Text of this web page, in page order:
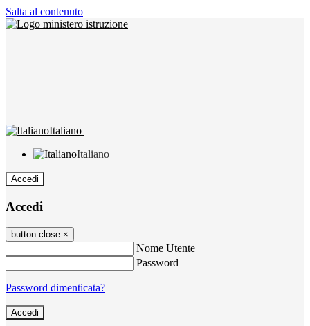
Salta al contenuto
Italiano
Italiano
Accedi
Accedi
button close ×
Nome Utente
Password
Password dimenticata?